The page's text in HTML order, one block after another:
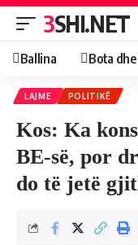
3SHI.NET
Ballina Bota
LAJME POLITIKË
Kos: Ka
BE-së, por
do të jetë